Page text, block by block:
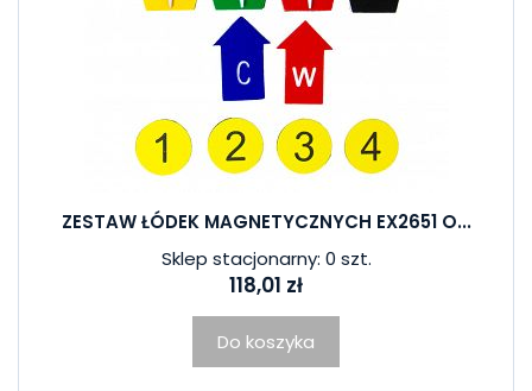
ZESTAW ŁÓDEK MAGNETYCZNYCH EX2651 O...
Sklep stacjonarny: 0 szt.
118,01 zł
Do koszyka